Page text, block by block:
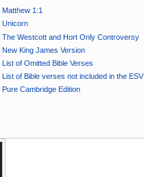
Matthew 1:1
Unicorn
The Westcott and Hort Only Controversy
New King James Version
List of Omitted Bible Verses
List of Bible verses not included in the ESV
Pure Cambridge Edition